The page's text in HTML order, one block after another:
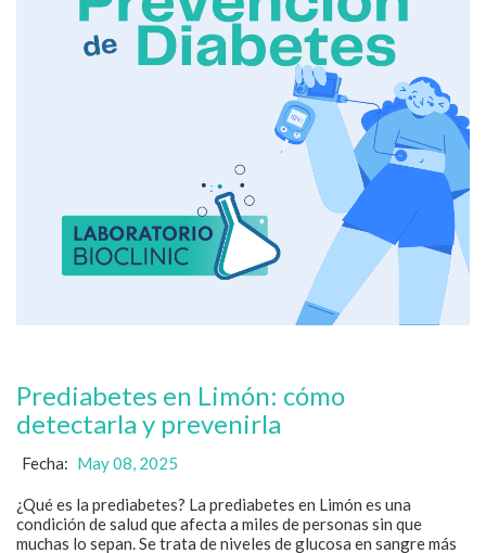
Prediabetes en Limón: cómo
detectarla y prevenirla
Fecha: May 08, 2025
¿Qué es la prediabetes? La prediabetes en Limón es una
condición de salud que afecta a miles de personas sin que
muchas lo sepan. Se trata de niveles de glucosa en sangre más